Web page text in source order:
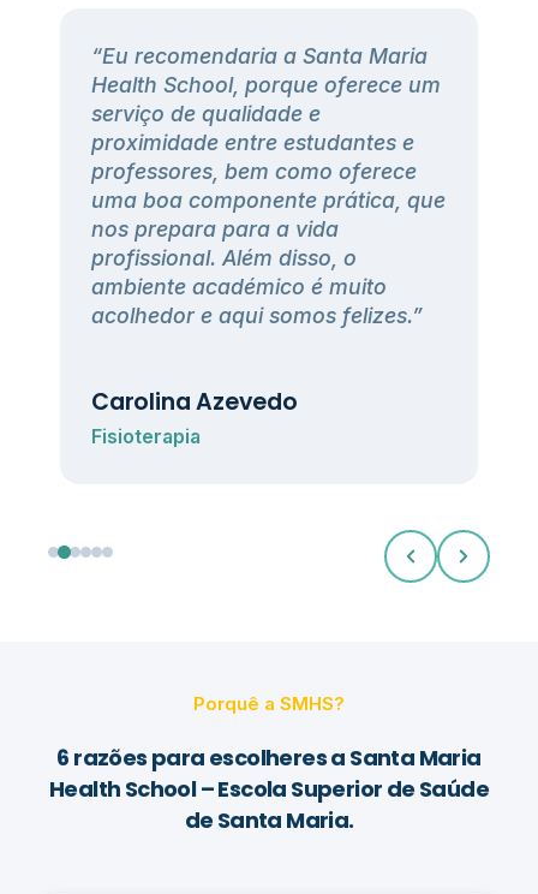
“Eu recomendaria a Santa Maria
Health School, porque oferece um
serviço de qualidade e
proximidade entre estudantes e
professores, bem como oferece
uma boa componente prática, que
nos prepara para a vida
profissional. Além disso, o
ambiente académico é muito
acolhedor e aqui somos felizes.”
Carolina Azevedo
Fisioterapia
Porquê a SMHS?
6 razões para escolheres a Santa Maria
Health School – Escola Superior de Saúde
de Santa Maria.